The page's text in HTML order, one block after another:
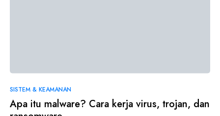
SISTEM & KEAMANAN
Apa itu malware? Cara kerja virus, trojan, dan